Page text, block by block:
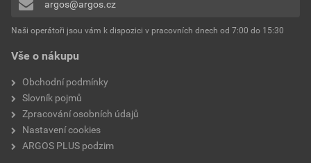
Vnitřní průměr před
12,7 mm
Vnitřní průměr po tepelném
smrštění
Tloušťka stěny po smrštění
S vnitřním lepidlem
Přidávat hodnocení může pouze přihlášený uživatel.
Vše o nákupu
Obchodní podmínky
Slovník pojmů
Zpracování osobních údajů
Nastavení cookies
ARGOS PLUS podzim
argos@argos.cz
Naši operátoři jsou vám k dispozici v pracovních dnech od 7:00 do 15:30